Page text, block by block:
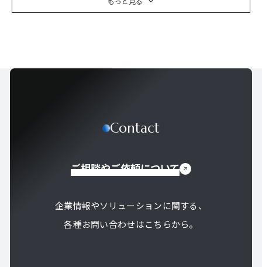
Contact
ご相談やご依頼について
企業情報やソリューションに関する、
各種お問い合わせはこちらから。